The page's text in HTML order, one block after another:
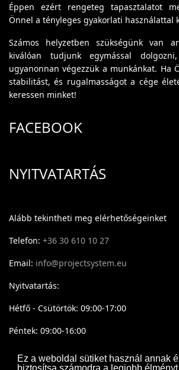
Ez a weboldal sütiket használ annak
biztosítsa számodra a legjobb élményt
Éppen ezért rengeteg tapasztalatot
Önnel a tényleges gyakorlati használattal
Számos helyzetben szükségünk van
kiválóan tudjunk egymással
ugyanonnan végezzük a munkánkat. Ha
stabilitást, és rugalmasságot a cége
keressen minket!
FACEBOOK
NYITVATARTÁS
Alább tekintheti meg elérhetőségeinket
Telefon: +36 30 610 10 27
Email: info@projectsystem.eu
Nyitvatartás:
Hétfő - Csütörtök: 09:00-17:00
Péntek: 09:00-16:00